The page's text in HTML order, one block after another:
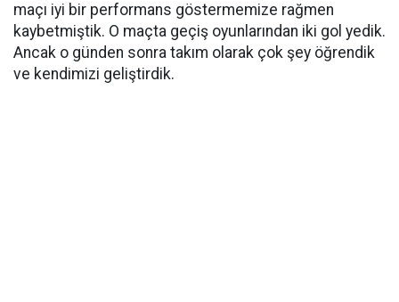
maçı iyi bir performans göstermemize rağmen
kaybetmiştik. O maçta geçiş oyunlarından iki gol yedik.
Ancak o günden sonra takım olarak çok şey öğrendik
ve kendimizi geliştirdik.